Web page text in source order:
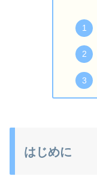
はじめに